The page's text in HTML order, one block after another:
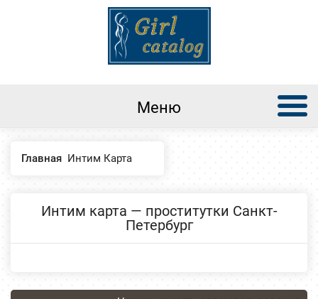
Меню
Главная Интим Карта
Интим карта — проститутки Санкт-
Петербург